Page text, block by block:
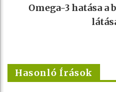
Omega-3 hatása a
Hasonló Írások